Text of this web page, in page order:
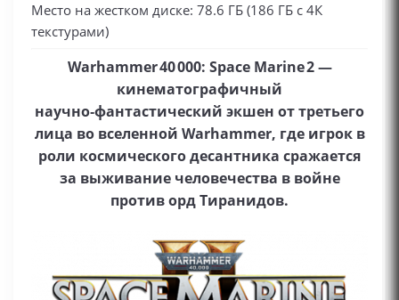
Место на жестком диске: 78.6 ГБ (186 ГБ с 4К
текстурами)
Warhammer 40 000: Space Marine 2 —
кинематографичный
научно‑фантастический экшен от третьего
лица во вселенной Warhammer, где игрок в
роли космического десантника сражается
за выживание человечества в войне
против орд Тиранидов.